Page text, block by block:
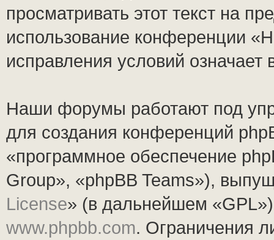
просматривать этот текст на
использование конференции
исправления условий
Наши форумы работают под
для создания конференций
«программное обеспечение
Group», «phpBB Teams»),
License» (в дальнейшем
www.phpbb.com. Ограничения